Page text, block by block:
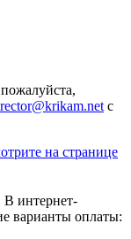
с
на странице
интернет-
варианты оплаты: